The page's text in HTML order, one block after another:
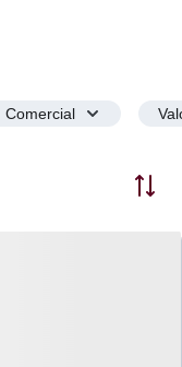
Comercial
Ordenar